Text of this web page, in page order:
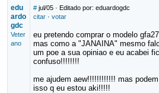
edu
ardo
gdc
Veter
ano
# jul/05· Editado por: eduardogdc
citar· votar
eu pretendo comprar o modelo
mas como a "JANAINA" mesmo
um poe a sua opiniao e eu acabei
confuso!!!!!!!!
me ajudem aew!!!!!!!!!!!! mas
isso q eu estou aki!!!!!